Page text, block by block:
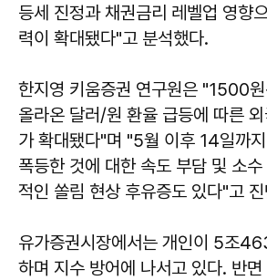
등세 진정과 채권금리 레벨업 영향
력이 확대됐다"고 분석했다.
한지영 키움증권 연구원은 "1500원
올라온 달러/원 환율 급등에 따른
가 확대됐다"며 "5월 이후 14일까
폭등한 것에 대한 속도 부담 및 소
적인 쏠림 현상 후유증도 있다"고
유가증권시장에서는 개인이 5조
하며 지수 방어에 나서고 있다. 반